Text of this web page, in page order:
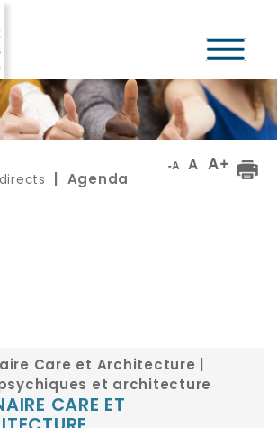
| Agenda
Care et Architecture |
et architecture
CARE ET